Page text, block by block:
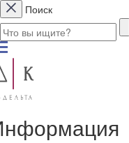
Поиск